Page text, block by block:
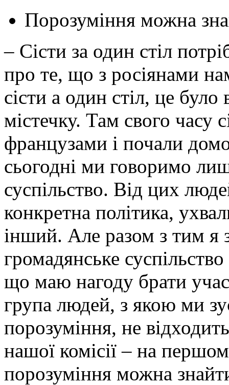
Порозуміння можна
– Сісти за один стіл
про те, що з росіянами
сісти а один стіл, це
містечку. Там свого часу
французами і почали
сьогодні ми говоримо
суспільство. Від цих
конкретна політика,
інший. Але разом з тим я
громадянське
що маю нагоду брати
група людей, з якою ми
порозуміння, не
нашої комісії – на
порозуміння можна